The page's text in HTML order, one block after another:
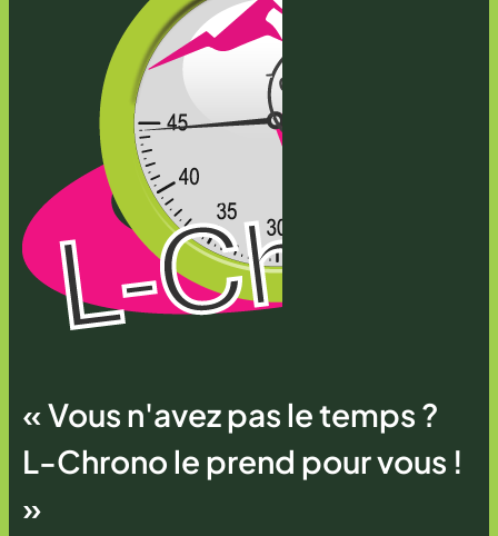
« Vous n'avez pas le temps ?
L-Chrono le prend pour vous !
»